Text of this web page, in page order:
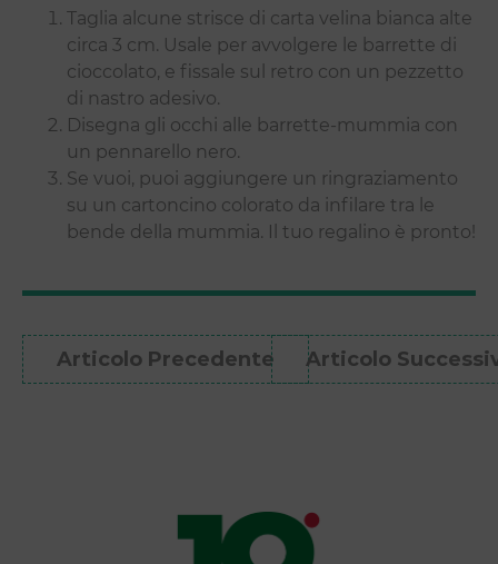
Taglia alcune strisce di carta velina bianca alte
circa 3 cm. Usale per avvolgere le barrette di
cioccolato, e fissale sul retro con un pezzetto
di nastro adesivo.
Disegna gli occhi alle barrette-mummia con
un pennarello nero.
Se vuoi, puoi aggiungere un ringraziamento
su un cartoncino colorato da infilare tra le
bende della mummia. Il tuo regalino è pronto!
Articolo Precedente Articolo